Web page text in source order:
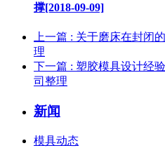
撑[2018-09-09]
上一篇 : 关于磨床在封闭
理
下一篇 : 塑胶模具设计经
司整理
新闻
模具动态